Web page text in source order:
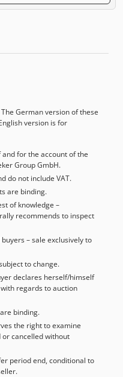
German version of these
version is for
for the account of the
Group GmbH.
do not include VAT.
are binding.
of knowledge –
recommends to inspect
– sale exclusively to
to change.
declares herself/himself
regards to auction
binding.
the right to examine
or cancelled without
period end, conditional to